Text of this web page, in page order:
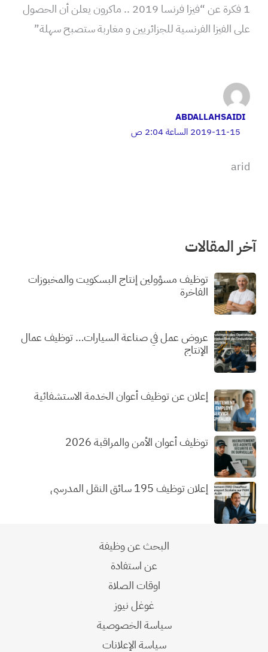
1 فكرة عن “فيزا فرنسا 2019 .. ماكرون يعلن أن الحصول
على الفيزا الفرنسية للجزائريين و مغاربة ستصبح سهلة”
ABDALLAHSAIDI
2019-11-15 الساعة 2:04 ص
arid
آخر المقالات
توظيف مسؤولين إنتاج البسكويت والمخبوزات
الفاخرة
عروض عمل في صناعة السيارات… توظيف عمال
الإنتاج
إعلان عن توظيف أعوان الخدمة الاستشفائية
توظيف أعوان الأمن والمراقبة 2026
إعلان توظيف 195 سائق النقل المدرسي
البحث عن وظيفة
عن استفادة
اوقات الصلاة
غوغل نيوز
سياسة الخصوصية
سياسة الإعلانات